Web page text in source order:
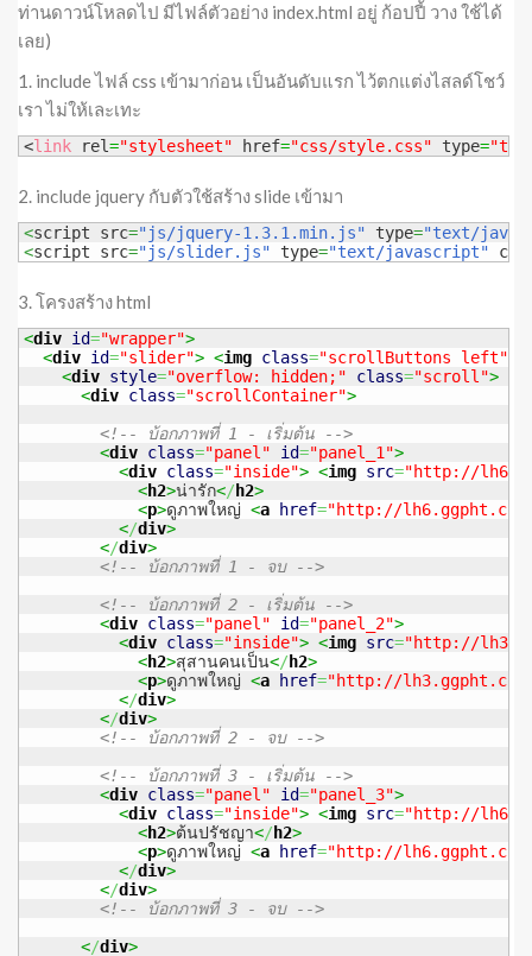
ท่านดาวน์โหลดไป มีไฟล์ตัวอย่าง index.html อยู่ ก้อปปี้ วาง ใช้ได้
เลย)
1. include ไฟล์ css เข้ามาก่อน เป็นอันดับแรก ไว้ตกแต่งไสลด์โชว์
เรา ไม่ให้เละเทะ
<link rel="stylesheet" href="css/style.css" type=
2. include jquery กับตัวใช้สร้าง slide เข้ามา
<script src="js/jquery-1.3.1.min.js" type="text/
<script src="js/slider.js" type="text/javascript"
3. โครงสร้าง html
<div id="wrapper">
<div id="slider"> <img class="scrollButtons left"
<div style="overflow: hidden;" class="scroll">
<div class="scrollContainer">
<!-- บ้อกภาพที่ 1 - เริ่มต้น -->
<div class="panel" id="panel_1">
<div class="inside"> <img src="http://
<h2>น่ารัก</ h2>
<p>ดูภาพใหญ่ <a href="http://lh6.ggpht.com/
</div>
</div>
<!-- บ้อกภาพที่ 1 - จบ -->
<!-- บ้อกภาพที่ 2 - เริ่มต้น -->
<div class="panel" id="panel_2">
<div class="inside"> <img src="http://
<h2>สุสานคนเป็น</h2>
<p>ดูภาพใหญ่ <a href="http://lh3.ggpht.com/
</div>
</div>
<!-- บ้อกภาพที่ 2 - จบ -->
<!-- บ้อกภาพที่ 3 - เริ่มต้น -->
<div class="panel" id="panel_3">
<div class="inside"> <img src="http://
<h2>ต้นปรัชญา</ h2>
<p>ดูภาพใหญ่ <a href="http://lh6.ggpht.com/
</div>
</div>
<!-- บ้อกภาพที่ 3 - จบ -->
</div>